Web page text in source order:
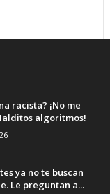
racista? ¡No me
algoritmos!
ya no te buscan
Le preguntan a...